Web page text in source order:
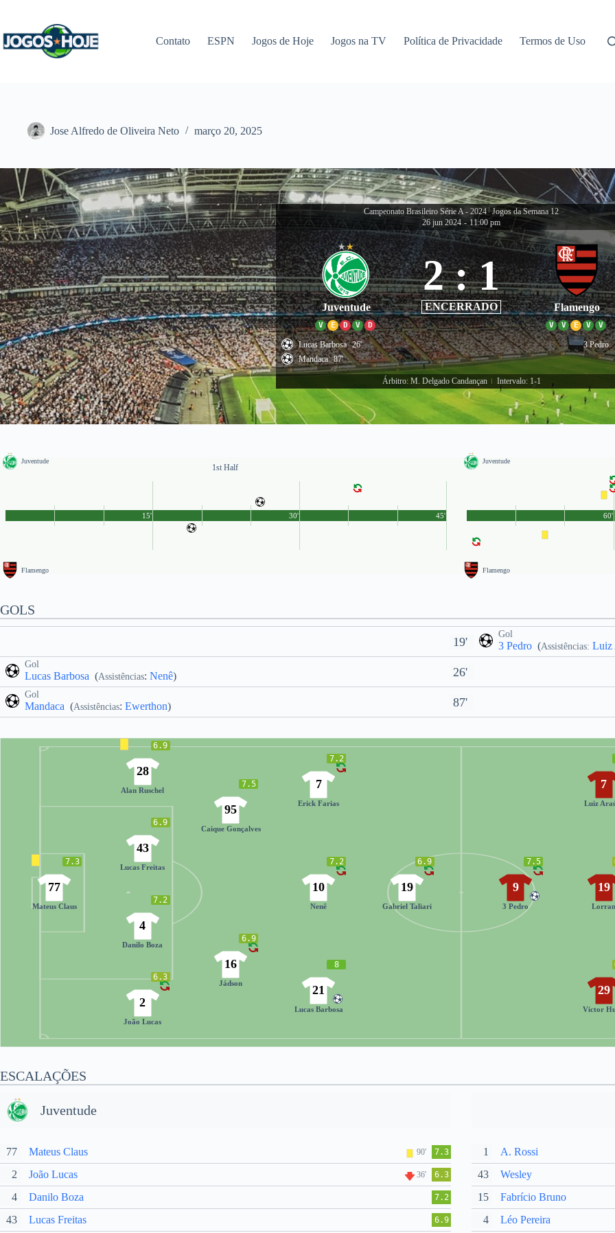
conteúdo
Contato ESPN Jogos de Hoje Jogos na TV Política de Privacidade Termos de Uso
Jose Alfredo de Oliveira Neto março 20, 2025
Campeonato Brasileiro Série A - 2024 Jogos da Semana 12
26 jun 2024 - 11:00 pm
Juventude
V E D V D
2 : 1
ENCERRADO Flamengo
V V E V V
Lucas Barbosa 26'
Mandaca 87'
3 Pedro
Árbitro: M. Delgado Candançan Intervalo: 1-1
Juventude
1st Half
Flamengo
45'
15' 30'
Juventude
Flamengo
60'
GOLS
19'
Gol
3 Pedro (Assistências: Luiz
Gol
Lucas Barbosa (Assistências: Nenê) 26'
Gol
Mandaca (Assistências: Ewerthon) 87'
7.3
77
Mateus Claus
6.9
28
Alan Ruschel
6.9
43
Lucas Freitas
7.2
4
Danilo Boza
6.3
2
João Lucas
7.5
95
Caique Gonçalves
6.9
16
Jádson
7.2
7
Erick Farias
7.2
10
Nenê
8
21
Lucas Barbosa
6.9
19
Gabriel Taliari
29
Victor
19
Lorran
7
Luiz
7.5
9
3 Pedro
ESCALAÇÕES
Juventude
77 Mateus Claus 90' 7.3
2 João Lucas 36' 6.3
4 Danilo Boza 7.2
43 Lucas Freitas 6.9
1 A. Rossi
43 Wesley
15 Fabrício Bruno
4 Léo Pereira